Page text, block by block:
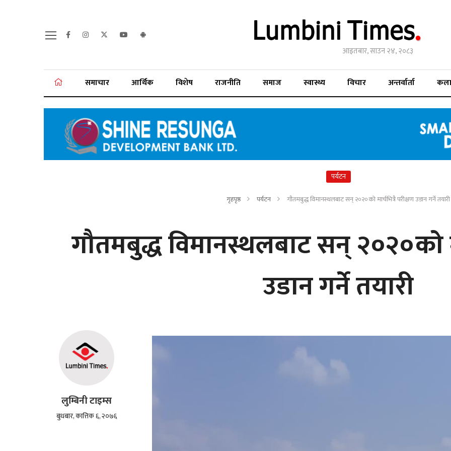
आइतबार, साउन २४, २०८३
समाचार आर्थिक विशेष राजनीति समाज स्वास्थ्य विचार अन्तर्वार्ता
पर्यटन
गृहपृष्ठ पर्यटन गौतमबुद्ध विमानस्थलबाट सन् २०२०को मार्चभित्रै परीक्षण उडान गर्ने तयारी
गौतमबुद्ध विमानस्थलबाट सन् २०२०को
उडान गर्ने तयारी
लुम्बिनी टाइम्स
बुधबार, कात्तिक ६, २०७६